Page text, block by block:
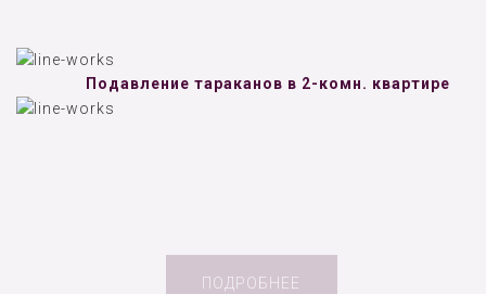
Подавление тараканов в 2-комн. квартире
ПОДРОБНЕЕ